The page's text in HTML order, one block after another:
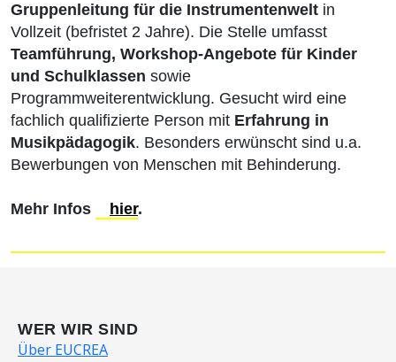
Gruppenleitung für die Instrumentenwelt in
Vollzeit (befristet 2 Jahre). Die Stelle umfasst
Teamführung, Workshop-Angebote für Kinder
und Schulklassen sowie
Programmweiterentwicklung. Gesucht wird eine
fachlich qualifizierte Person mit Erfahrung in
Musikpädagogik. Besonders erwünscht sind u.a.
Bewerbungen von Menschen mit Behinderung.
Mehr Infos hier.
WER WIR SIND
Über EUCREA